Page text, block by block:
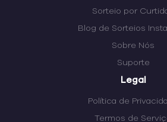
Sorteio por
Blog de Sorteios
Sobre Nós
Suporte
Legal
Política de
Termos de